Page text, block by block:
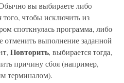
вы выбираете либо
того, чтобы исключить из
споткнулась программа, либо
отменить выполнение заданной
Повторить, выбирается тогда,
причину сбоя (например,
терминалом).